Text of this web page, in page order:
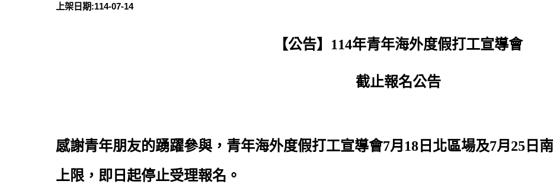
上架日期:114-07-14
【公告】114年青年海外度假打工宣導會
截止報名公告
感謝青年朋友的踴躍參與，青年海外度假打工宣導會7月18日北區場及7月25日
上限，即日起停止受理報名。